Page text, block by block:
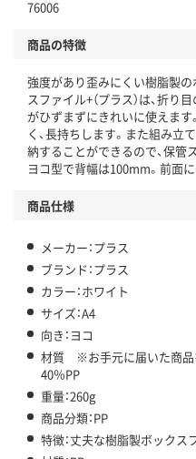
76006
商品の特徴
強度があり歪みにくい樹脂製
スファイル+（プラス）は、折
がひずまずにきれいに使えま
く、長持ちします。また組み立
納することができるので、保管
ヨコ型で背幅は100mm。前面
商品仕様
メーカー：プラス
ブランド：プラス
カラー：ホワイト
サイズ：A4
向き：ヨコ
材質 ※お手元に届いた商品
40％PP
重量：260g
商品分類：PP
特徴：丈夫な樹脂製ボックス